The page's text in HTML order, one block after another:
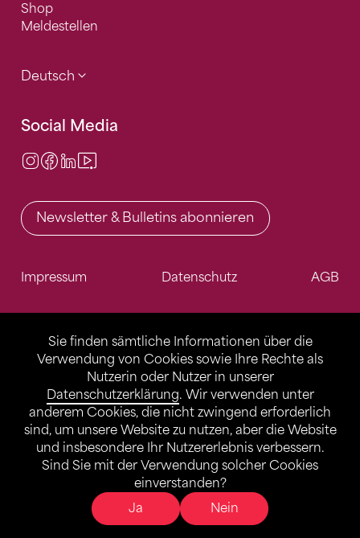
Sie finden sämtliche Informationen über die
Verwendung von Cookies sowie Ihre Rechte als
Nutzerin oder Nutzer in unserer
Datenschutzerklärung. Wir verwenden unter
anderem Cookies, die nicht zwingend erforderlich
sind, um unsere Website zu nutzen, aber die Website
und insbesondere Ihr Nutzererlebnis verbessern.
Sind Sie mit der Verwendung solcher Cookies
einverstanden?
Ja
Nein
Shop
Meldestellen
Deutsch
Social Media
Instagram
Facebook
LinkedIn
Newsletter & Bulletins abonnieren
Impressum Datenschutz AGB